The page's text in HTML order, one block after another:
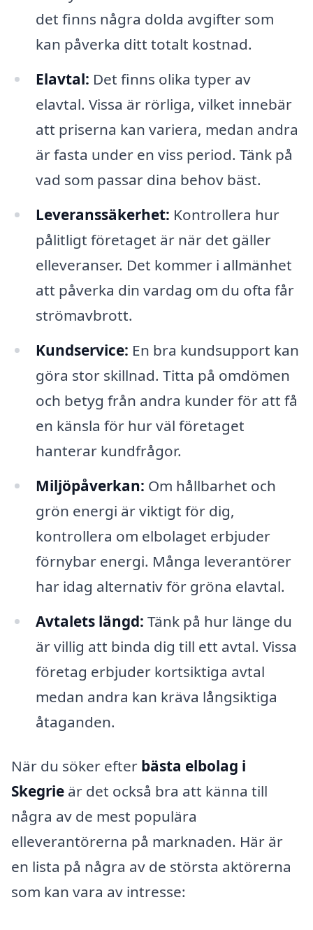
det finns några dolda avgifter som
kan påverka ditt totalt kostnad.
Elavtal: Det finns olika typer av
elavtal. Vissa är rörliga, vilket innebär
att priserna kan variera, medan andra
är fasta under en viss period. Tänk på
vad som passar dina behov bäst.
Leveranssäkerhet: Kontrollera hur
pålitligt företaget är när det gäller
elleveranser. Det kommer i allmänhet
att påverka din vardag om du ofta får
strömavbrott.
Kundservice: En bra kundsupport kan
göra stor skillnad. Titta på omdömen
och betyg från andra kunder för att få
en känsla för hur väl företaget
hanterar kundfrågor.
Miljöpåverkan: Om hållbarhet och
grön energi är viktigt för dig,
kontrollera om elbolaget erbjuder
förnybar energi. Många leverantörer
har idag alternativ för gröna elavtal.
Avtalets längd: Tänk på hur länge du
är villig att binda dig till ett avtal. Vissa
företag erbjuder kortsiktiga avtal
medan andra kan kräva långsiktiga
åtaganden.
När du söker efter bästa elbolag i
Skegrie är det också bra att känna till
några av de mest populära
elleverantörerna på marknaden. Här är
en lista på några av de största aktörerna
som kan vara av intresse: